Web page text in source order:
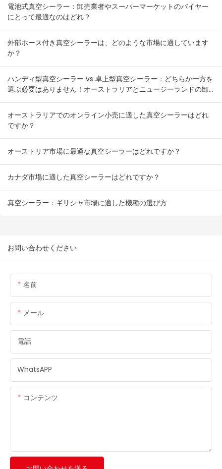
電池式真空シーラー：卸売業者やスーパーマーケットのバイヤー
にとって最適なのはどれ？
外部ホース付き真空シーラーは、どのような市場に適しています
か？
ハンディ型真空シーラー vs 卓上型真空シーラー：どちらか一方を
選ぶ必要はありません！オーストラリアとニュージーランドの卸
売業者向け在庫組み合わせプラン
オーストラリアでのオンライン小売に適した真空シーラーはどれ
ですか？
オーストリア市場に最適な真空シーラーはどれですか？
カナダ市場に適した真空シーラーはどれですか？
真空シーラー：ギリシャ市場に適した機種の選び方
お問い合わせください
名前
メール
電話
WhatsAPP
コンテンツ